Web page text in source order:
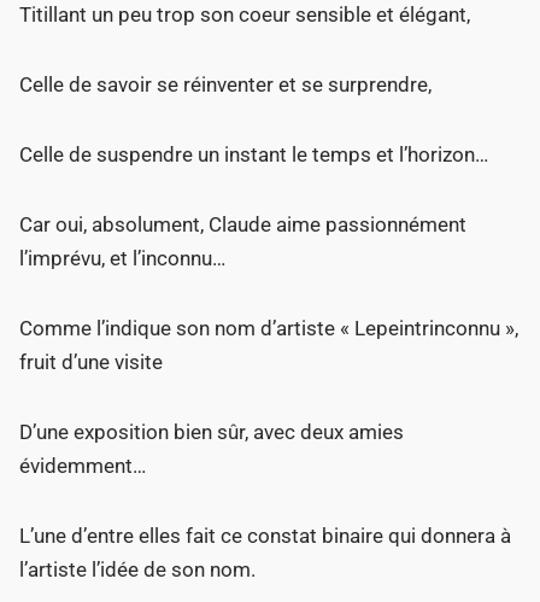
Titillant un peu trop son coeur sensible et élégant,
Celle de savoir se réinventer et se surprendre,
Celle de suspendre un instant le temps et l’horizon…
Car oui, absolument, Claude aime passionnément
l’imprévu, et l’inconnu…
Comme l’indique son nom d’artiste « Lepeintrinconnu »,
fruit d’une visite
D’une exposition bien sûr, avec deux amies
évidemment…
L’une d’entre elles fait ce constat binaire qui donnera à
l’artiste l’idée de son nom.